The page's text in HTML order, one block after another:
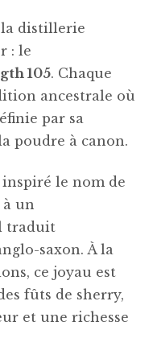
la distillerie
: le
105. Chaque
ancestrale où
par sa
poudre à canon.
le nom de
un
traduit
saxon. À la
ce joyau est
fûts de sherry,
et une richesse